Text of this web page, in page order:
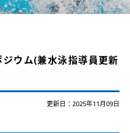
ウム(兼水泳指導員更新
更新日：2025年11月09日